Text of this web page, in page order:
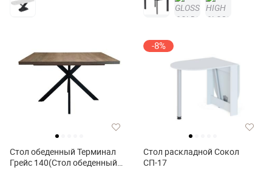
Стол обеденный Терминал
Грейс 140(Стол обеденный
-8%
Стол раскладной Сокол
СП-17